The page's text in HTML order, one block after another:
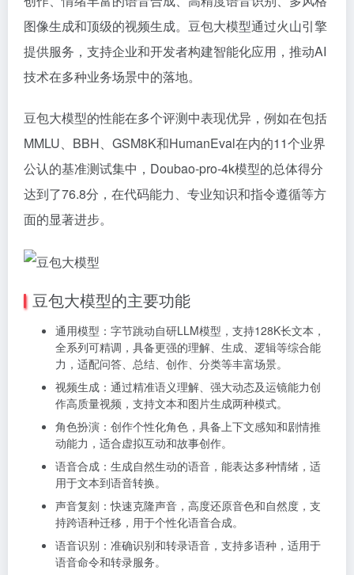
图像生成和顶级的视频生成。豆包大模型通过火山引擎
提供服务，支持企业和开发者构建智能化应用，推动AI
技术在多种业务场景中的落地。
豆包大模型的性能在多个评测中表现优异，例如在包括
MMLU、BBH、GSM8K和HumanEval在内的11个业界
公认的基准测试集中，Doubao-pro-4k模型的总体得分
达到了76.8分，在代码能力、专业知识和指令遵循等方
面的显著进步。
豆包大模型的主要功能
通用模型：字节跳动自研LLM模型，支持128K长文本，
全系列可精调，具备更强的理解、生成、逻辑等综合能
力，适配问答、总结、创作、分类等丰富场景。
视频生成：通过精准语义理解、强大动态及运镜能力创
作高质量视频，支持文本和图片生成两种模式。
角色扮演：创作个性化角色，具备上下文感知和剧情推
动能力，适合虚拟互动和故事创作。
语音合成：生成自然生动的语音，能表达多种情绪，适
用于文本到语音转换。
声音复刻：快速克隆声音，高度还原音色和自然度，支
持跨语种迁移，用于个性化语音合成。
语音识别：准确识别和转录语音，支持多语种，适用于
语音命令和转录服务。